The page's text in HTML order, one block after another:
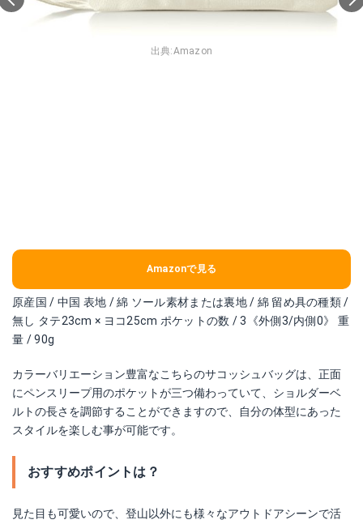
出典:Amazon
Amazonで見る
原産国 / 中国 表地 / 綿 ソール素材または裏地 / 綿 留め具の種類 /
無し タテ23cm × ヨコ25cm ポケットの数 / 3《外側3/内側0》 重
量 / 90g
カラーバリエーション豊富なこちらのサコッシュバッグは、正面
にペンスリープ用のポケットが三つ備わっていて、ショルダーベ
ルトの長さを調節することができますので、自分の体型にあった
スタイルを楽しむ事が可能です。
おすすめポイントは？
見た目も可愛いので、登山以外にも様々なアウトドアシーンで活